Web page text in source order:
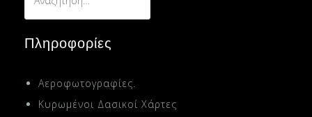
για:
Πληροφορίες
Αεροφωτογραφίες.
Κυρωμένοι Δασικοί Χάρτες